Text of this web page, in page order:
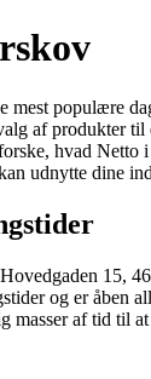
mest populære
af produkter til
hvad Netto
udnytte dine
15,
og er åben
af tid til at